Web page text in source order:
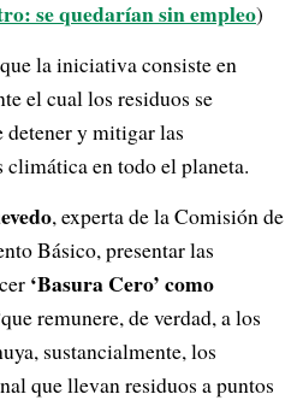
se quedarían sin empleo)
la iniciativa consiste en
el cual los residuos se
y mitigar las
climática en todo el planeta.
, experta de la Comisión de
Básico, presentar las
‘Basura Cero’ como
remunere, de verdad, a los
sustancialmente, los
que llevan residuos a puntos